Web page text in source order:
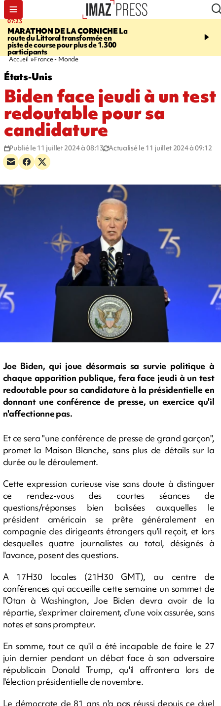
07:23
MARATHON DE LA CORNICHELa
route du Littoral transformée en
piste de course pour plus de 1.300
participants
08:37
braderie de l'océan
Accueil France - Monde
États-Unis
Biden face jeudi à un test
redoutable pour sa
candidature
Publié le 11 juillet 2024 à 08:13 Actualisé le 11 juillet 2024 à 09:12
Joe Biden, qui joue désormais sa survie politique à
chaque apparition publique, fera face jeudi à un test
redoutable pour sa candidature à la présidentielle en
donnant une conférence de presse, un exercice qu'il
n'affectionne pas.
Et ce sera "une conférence de presse de grand garçon",
promet la Maison Blanche, sans plus de détails sur la
durée ou le déroulement.
Cette expression curieuse vise sans doute à distinguer
ce rendez-vous des courtes séances de
questions/réponses bien balisées auxquelles le
président américain se prête généralement en
compagnie des dirigeants étrangers qu'il reçoit, et lors
desquelles quatre journalistes au total, désignés à
l'avance, posent des questions.
A 17H30 locales (21H30 GMT), au centre de
conférences qui accueille cette semaine un sommet de
l'Otan à Washington, Joe Biden devra avoir de la
répartie, s'exprimer clairement, d'une voix assurée, sans
notes et sans prompteur.
En somme, tout ce qu'il a été incapable de faire le 27
juin dernier pendant un débat face à son adversaire
républicain Donald Trump, qu'il affrontera lors de
l'élection présidentielle de novembre.
Le démocrate de 81 ans n'a pas réussi depuis ce duel